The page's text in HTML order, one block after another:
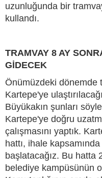
uzunluğunda bir
kullandı.
TRAMVAY 8 AY
GİDECEK
Önümüzdeki dönemde
Kartepe'ye
Büyükakın şunları
Kartepe'ye doğru
çalışmasını yaptık.
hattı, ihale
başlatacağız. Bu hatta
belediye kampüsünün